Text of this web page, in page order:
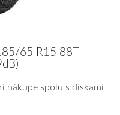
65 R15 88T
nákupe spolu s diskami